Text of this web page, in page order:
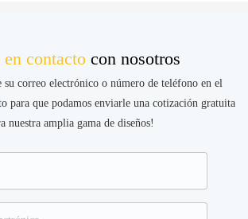
en contacto con nosotros
su correo electrónico o número de teléfono en el
para que podamos enviarle una cotización gratuita
nuestra amplia gama de diseños!